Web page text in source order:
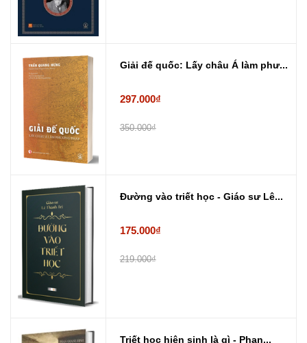
Giải đế quốc: Lấy châu Á làm phư...
297.000₫
350.000₫
Đường vào triết học - Giáo sư Lê...
175.000₫
219.000₫
Triết học hiện sinh là gì - Phan...